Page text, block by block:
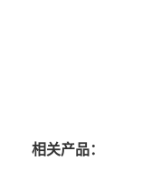
相关产品：